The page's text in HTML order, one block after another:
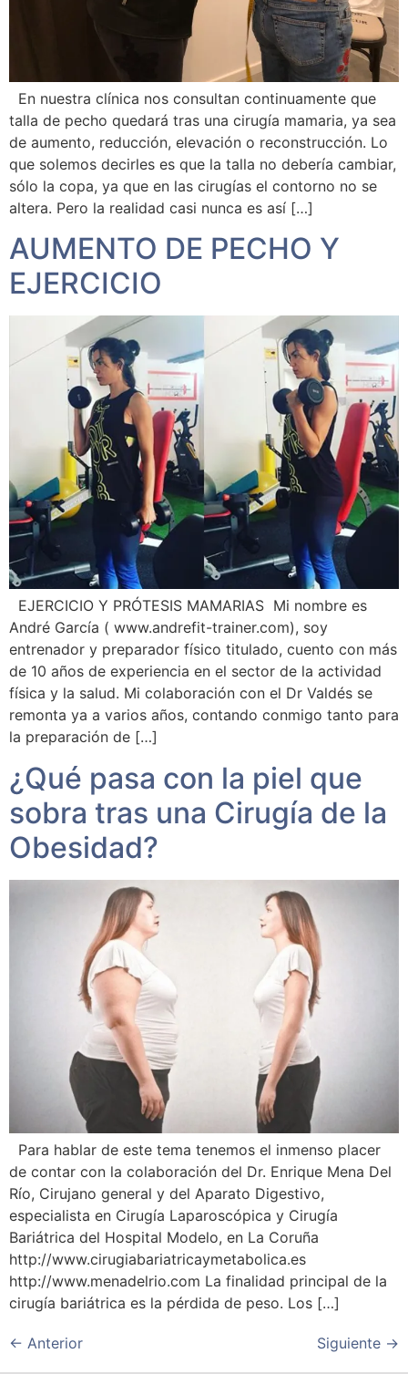
En nuestra clínica nos consultan continuamente que
talla de pecho quedará tras una cirugía mamaria, ya sea
de aumento, reducción, elevación o reconstrucción. Lo
que solemos decirles es que la talla no debería cambiar,
sólo la copa, ya que en las cirugías el contorno no se
altera. Pero la realidad casi nunca es así […]
AUMENTO DE PECHO Y
EJERCICIO
EJERCICIO Y PRÓTESIS MAMARIAS Mi nombre es
André García ( www.andrefit-trainer.com), soy
entrenador y preparador físico titulado, cuento con más
de 10 años de experiencia en el sector de la actividad
física y la salud. Mi colaboración con el Dr Valdés se
remonta ya a varios años, contando conmigo tanto para
la preparación de […]
¿Qué pasa con la piel que
sobra tras una Cirugía de la
Obesidad?
Para hablar de este tema tenemos el inmenso placer
de contar con la colaboración del Dr. Enrique Mena Del
Río, Cirujano general y del Aparato Digestivo,
especialista en Cirugía Laparoscópica y Cirugía
Bariátrica del Hospital Modelo, en La Coruña
http://www.cirugiabariatricaymetabolica.es
http://www.menadelrio.com La finalidad principal de la
cirugía bariátrica es la pérdida de peso. Los […]
← Anterior Siguiente →